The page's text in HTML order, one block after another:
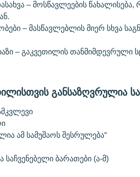
– მოსწავლეების
– მასწავლებლის მიერ სხვა
– გაკვეთილის თანმიმდევრული
განსაზღვრულია
ამ სამუშაოს შესრულება“
საჩვენებელი ბარათები (ა-მ)